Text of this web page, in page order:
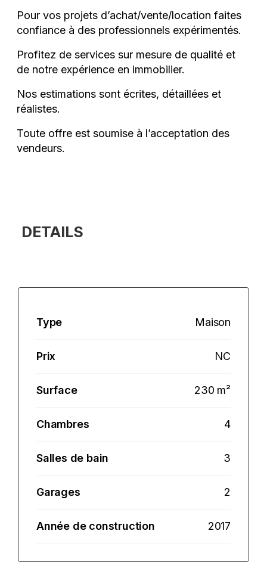
Pour vos projets d’achat/vente/location faites
confiance à des professionnels expérimentés.
Profitez de services sur mesure de qualité et
de notre expérience en immobilier.
Nos estimations sont écrites, détaillées et
réalistes.
Toute offre est soumise à l’acceptation des
vendeurs.
DETAILS
Type Maison
Prix NC
Surface 230 m²
Chambres 4
Salles de bain 3
Garages 2
Année de construction 2017